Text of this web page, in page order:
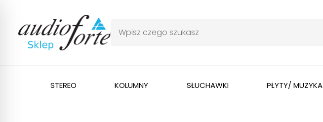
STEREO KOLUMNY SŁUCHAWKI PŁYTY/ MUZYKA